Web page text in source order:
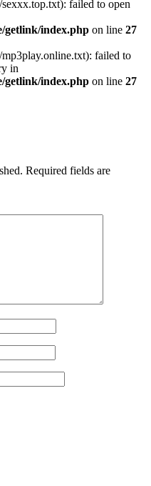
failed to open
getlink/index.php on line 27
failed to
in
getlink/index.php on line 27
Required fields are